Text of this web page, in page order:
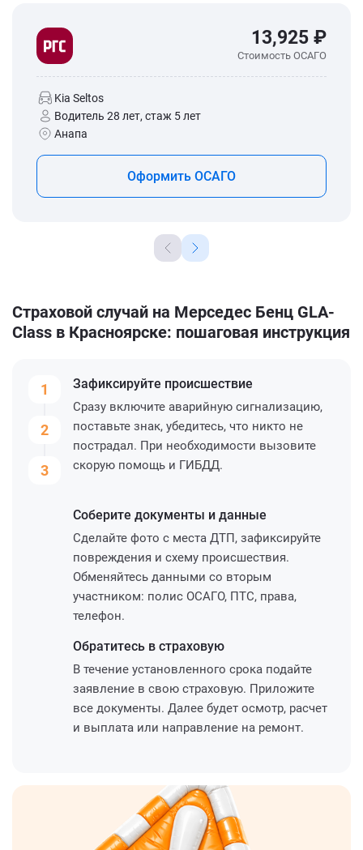
13,925 ₽
Стоимость ОСАГО
Kia Seltos
Водитель 28 лет, стаж 5 лет
Анапа
Оформить ОСАГО
Страховой случай на Мерседес Бенц GLA-
Class в Красноярске: пошаговая инструкция
1
2
3
Зафиксируйте происшествие
Сразу включите аварийную сигнализацию,
поставьте знак, убедитесь, что никто не
пострадал. При необходимости вызовите
скорую помощь и ГИБДД.
Соберите документы и данные
Сделайте фото с места ДТП, зафиксируйте
повреждения и схему происшествия.
Обменяйтесь данными со вторым
участником: полис ОСАГО, ПТС, права,
телефон.
Обратитесь в страховую
В течение установленного срока подайте
заявление в свою страховую. Приложите
все документы. Далее будет осмотр, расчет
и выплата или направление на ремонт.